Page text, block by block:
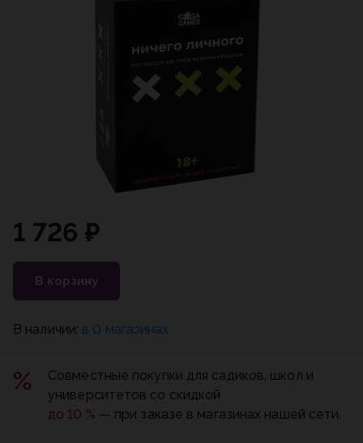
1 726 ₽
В корзину
В наличии: в 0 магазинах
Совместные покупки для садиков, школ и
университетов со скидкой
до 10 % — при заказе в магазинах нашей сети.